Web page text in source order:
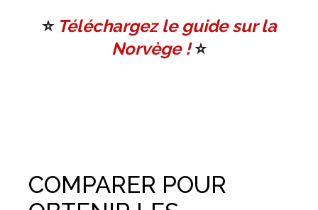
⭐️Téléchargez le guide sur la
Norvège !⭐️
COMPARER POUR